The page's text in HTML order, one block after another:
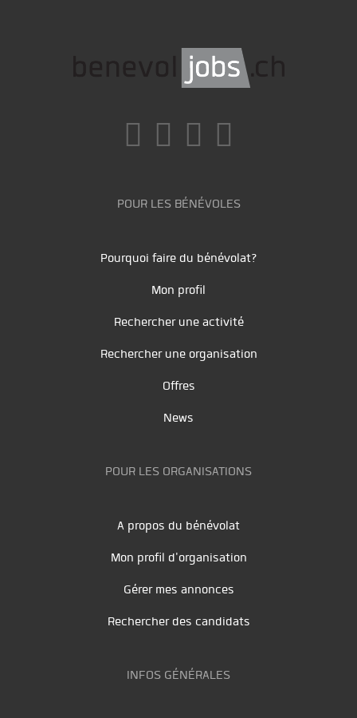
POUR LES BÉNÉVOLES
Pourquoi faire du bénévolat?
Mon profil
Rechercher une activité
Rechercher une organisation
Offres
News
POUR LES ORGANISATIONS
A propos du bénévolat
Mon profil d'organisation
Gérer mes annonces
Rechercher des candidats
INFOS GÉNÉRALES